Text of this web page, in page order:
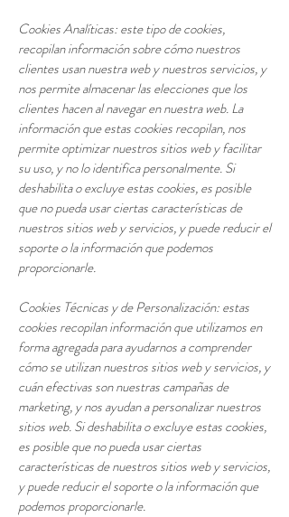
Cookies Analíticas: este tipo de cookies,
recopilan información sobre cómo nuestros
clientes usan nuestra web y nuestros servicios, y
nos permite almacenar las elecciones que los
clientes hacen al navegar en nuestra web. La
información que estas cookies recopilan, nos
permite optimizar nuestros sitios web y facilitar
su uso, y no lo identifica personalmente. Si
deshabilita o excluye estas cookies, es posible
que no pueda usar ciertas características de
nuestros sitios web y servicios, y puede reducir el
soporte o la información que podemos
proporcionarle.
Cookies Técnicas y de Personalización: estas
cookies recopilan información que utilizamos en
forma agregada para ayudarnos a comprender
cómo se utilizan nuestros sitios web y servicios, y
cuán efectivas son nuestras campañas de
marketing, y nos ayudan a personalizar nuestros
sitios web. Si deshabilita o excluye estas cookies,
es posible que no pueda usar ciertas
características de nuestros sitios web y servicios,
y puede reducir el soporte o la información que
podemos proporcionarle.